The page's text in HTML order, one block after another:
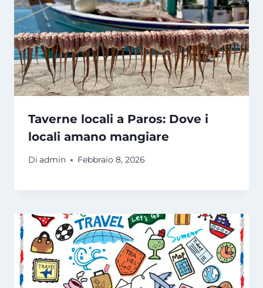
Taverne locali a Paros: Dove i
locali amano mangiare
Di admin Febbraio 8, 2026